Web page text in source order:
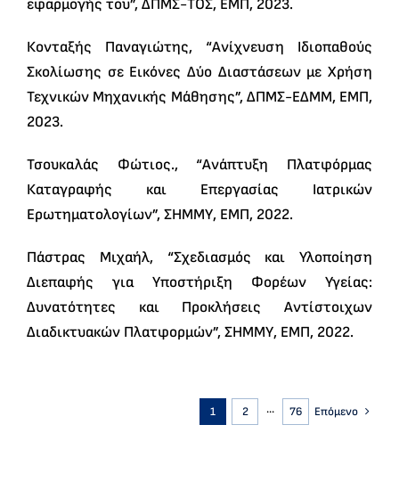
εφαρμογής του”, ΔΠΜΣ-ΤΟΣ, ΕΜΠ, 2023.
Κονταξής Παναγιώτης, “Ανίχνευση Ιδιοπαθούς
Σκολίωσης σε Εικόνες Δύο Διαστάσεων με Χρήση
Τεχνικών Μηχανικής Μάθησης”, ΔΠΜΣ-ΕΔΜΜ, ΕΜΠ,
2023.
Τσουκαλάς Φώτιος., “Ανάπτυξη Πλατφόρμας
Καταγραφής και Επεργασίας Ιατρικών
Ερωτηματολογίων”, ΣΗΜΜΥ, ΕΜΠ, 2022.
Πάστρας Μιχαήλ, “Σχεδιασμός και Υλοποίηση
Διεπαφής για Υποστήριξη Φορέων Υγείας:
Δυνατότητες και Προκλήσεις Αντίστοιχων
Διαδικτυακών Πλατφορμών”, ΣΗΜΜΥ, ΕΜΠ, 2022.
1 2 ··· 76 Επόμενο